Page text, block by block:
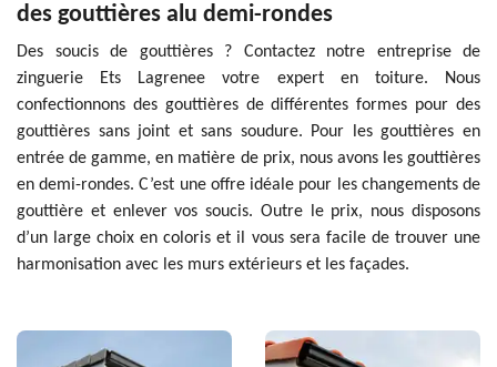
des gouttières alu demi-rondes
Des soucis de gouttières ? Contactez notre entreprise de
zinguerie Ets Lagrenee votre expert en toiture. Nous
confectionnons des gouttières de différentes formes pour des
gouttières sans joint et sans soudure. Pour les gouttières en
entrée de gamme, en matière de prix, nous avons les gouttières
en demi-rondes. C’est une offre idéale pour les changements de
gouttière et enlever vos soucis. Outre le prix, nous disposons
d’un large choix en coloris et il vous sera facile de trouver une
harmonisation avec les murs extérieurs et les façades.